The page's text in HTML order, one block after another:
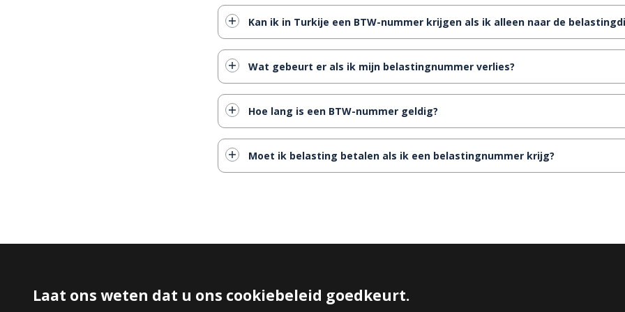
Kan ik in Turkije een BTW-nummer krijgen als ik alleen naar de
Wat gebeurt er als ik mijn belastingnummer verlies?
Hoe lang is een BTW-nummer geldig?
Moet ik belasting betalen als ik een belastingnummer krijg?
FAVORIETE PAGINA'S
Laat ons weten dat u ons cookiebeleid goedkeurt.